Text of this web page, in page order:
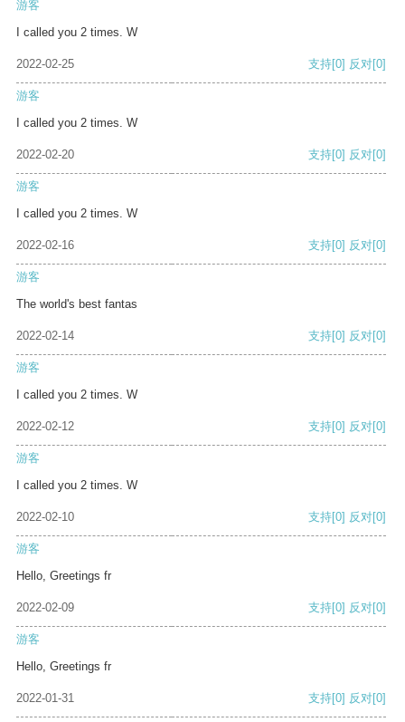
游客
I called you 2 times. W
2022-02-25 支持[0] 反对[0]
游客
I called you 2 times. W
2022-02-20 支持[0] 反对[0]
游客
I called you 2 times. W
2022-02-16 支持[0] 反对[0]
游客
The world's best fantas
2022-02-14 支持[0] 反对[0]
游客
I called you 2 times. W
2022-02-12 支持[0] 反对[0]
游客
I called you 2 times. W
2022-02-10 支持[0] 反对[0]
游客
Hello, Greetings fr
2022-02-09 支持[0] 反对[0]
游客
Hello, Greetings fr
2022-01-31 支持[0] 反对[0]